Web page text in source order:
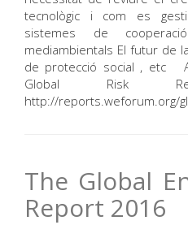
tecnològic i com es
sistemes de
mediambientals El futur de
de protecció social , etc
Global Risk
http://reports.weforum.org/
The Global
Report 2016